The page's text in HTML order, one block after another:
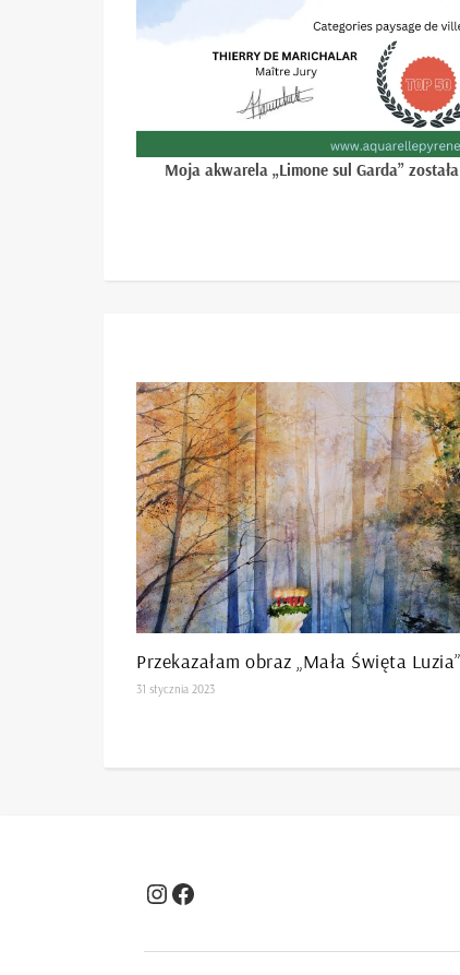
Moja akwarela „Limone sul Garda”
Przekazałam obraz „Mała Święta Luzia”
31 stycznia 2023
Instagram
Facebook